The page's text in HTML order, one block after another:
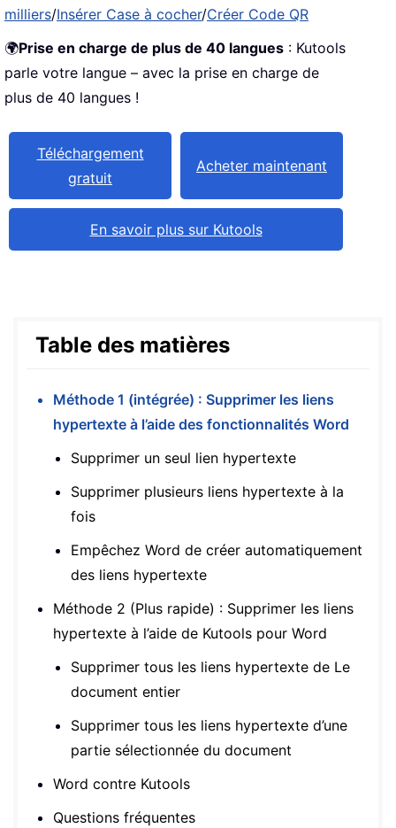
milliers/Insérer Case à cocher/Créer Code QR
🌍Prise en charge de plus de 40 langues : Kutools
parle votre langue – avec la prise en charge de
plus de 40 langues !
Téléchargement
gratuit
Acheter maintenant
En savoir plus sur Kutools
Table des matières
Méthode 1 (intégrée) : Supprimer les liens
hypertexte à l’aide des fonctionnalités Word
Supprimer un seul lien hypertexte
Supprimer plusieurs liens hypertexte à la
fois
Empêchez Word de créer automatiquement
des liens hypertexte
Méthode 2 (Plus rapide) : Supprimer les liens
hypertexte à l’aide de Kutools pour Word
Supprimer tous les liens hypertexte de Le
document entier
Supprimer tous les liens hypertexte d’une
partie sélectionnée du document
Word contre Kutools
Questions fréquentes